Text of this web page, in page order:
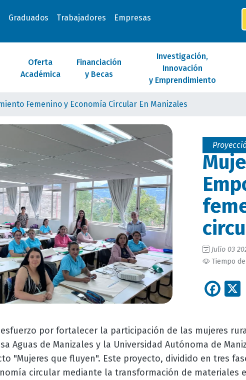
Graduados Trabajadores Empresas
Oferta
Académica
Financiación
y Becas
Investigación,
Innovación
y Emprendimiento
Femenino y Economía Circular En Manizales
Julio 03
Tiempo
esfuerzo por fortalecer la participación de las mujeres
Aguas de Manizales y la Universidad Autónoma de
"Mujeres que fluyen". Este proyecto, dividido en tres
circular mediante la transformación de materiales